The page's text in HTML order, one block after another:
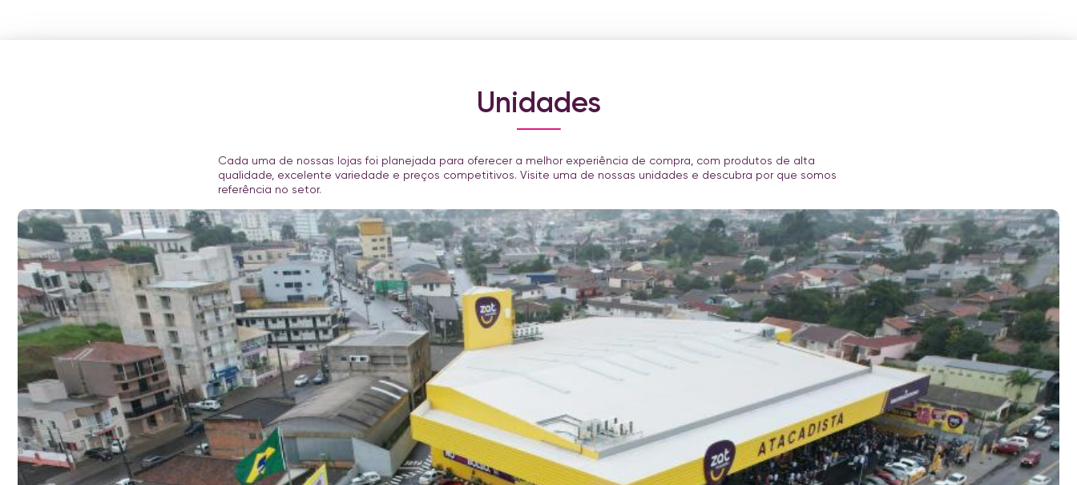
Unidades
Cada uma de nossas lojas foi planejada para oferecer a melhor experiência de compra, com produtos de alta
qualidade, excelente variedade e preços competitivos. Visite uma de nossas unidades e descubra por que somos
referência no setor.